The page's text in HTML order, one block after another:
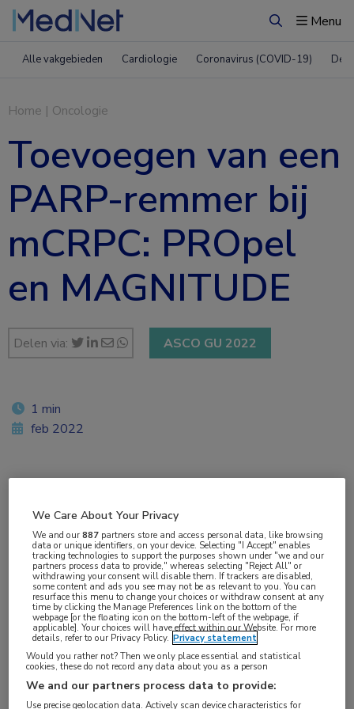
ZoekenMenu
Alle vakgebieden Cardiologie Coronavirus (COVID-19)
Home | Oncologie
Toevoegen van een
PARP-remmer bij
mCRPC: PROpel
en MAGNITUDE
Delen via: ASCO GU 2022
David VanderWeele (Northwestern University,
1 min
feb 2022
Oncologie,Urologie
Aandachtsgebieden:
Uro-oncologie
Tags:
abirateron,mCRPC,niraparib ,olaparib,PARP
prostaatkanker
We Care About Your Privacy
We and our887 partners store and access personal data, like browsing
data or unique identifiers, on your device. Selecting "I Accept" enables
tracking technologies to support the purposes shown under "we and our
partners process data to provide," whereas selecting "Reject All" or
withdrawing your consent will disable them. If trackers are disabled,
some content and ads you see may not be as relevant to you. You can
resurface this menu to change your choices or withdraw consent at any
time by clicking the Manage Preferences link on the bottom of the
webpage [or the floating icon on the bottom-left of the webpage, if
applicable]. Your choices will have effect within our Website. For more
details, refer to our Privacy Policy. Privacy statement
Would you rather not? Then we only place essential and statistical
cookies, these do not record any data about you as a person
We and our partners process data to provide:
Use precise geolocation data. Actively scan device characteristics for